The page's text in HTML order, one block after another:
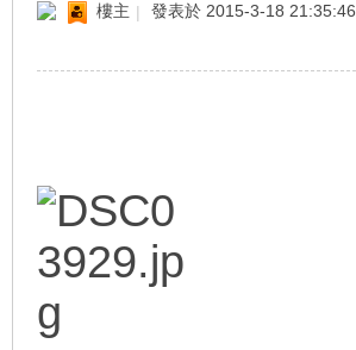
樓主 | 發表於 2015-3-18 21:35:46